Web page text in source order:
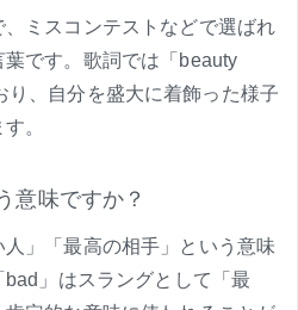
、ミスコンテストなどで選ばれ
です。歌詞では「beauty
、自分を盛大に着飾った様子
。
意味ですか？
」「最高の相手」という意味
」はスラングとして「最